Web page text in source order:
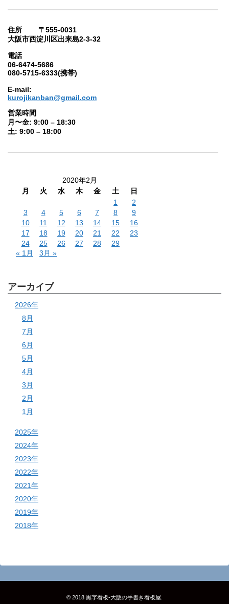
住所 〒555-0031
大阪市西淀川区出来島2-3-32
電話
06-6474-5686
080-5715-6333(携帯)
E-mail:
kurojikanban@gmail.com
営業時間
月〜金: 9:00 – 18:30
土: 9:00 – 18:00
2020年2月
月
火 水 木 金 土
日
1
2
3
4 5 6 7 8
9
10
11 12 13 14 15
16
17
18 19 20 21 22
23
24
25 26 27 28
29
« 1月
3月 »
アーカイブ
2026年
8月
7月
6月
5月
4月
3月
2月
1月
2025年
2024年
2023年
2022年
2021年
2020年
2019年
2018年
© 2018 黒字看板‐大阪の手書き看板屋